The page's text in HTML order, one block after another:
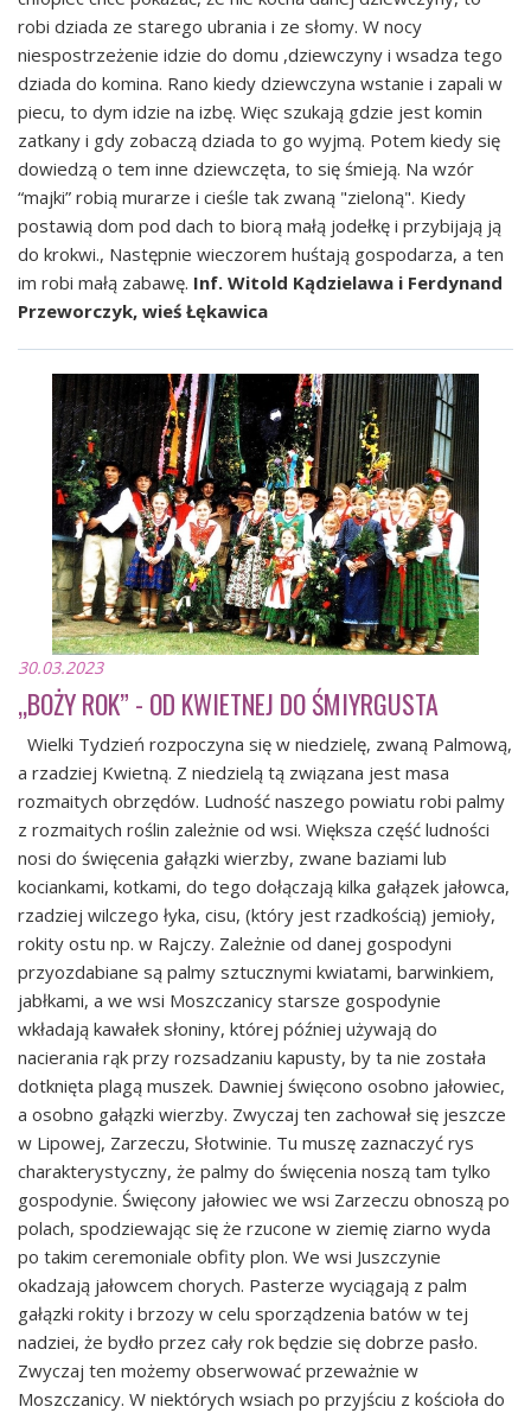
robi dziada ze starego ubrania i ze słomy. W nocy
niespostrzeżenie idzie do domu ,dziewczyny i wsadza tego
dziada do komina. Rano kiedy dziewczyna wstanie i zapali w
piecu, to dym idzie na izbę. Więc szukają gdzie jest komin
zatkany i gdy zobaczą dziada to go wyjmą. Potem kiedy się
dowiedzą o tem inne dziewczęta, to się śmieją. Na wzór
“majki” robią murarze i cieśle tak zwaną "zieloną". Kiedy
postawią dom pod dach to biorą małą jodełkę i przybijają ją
do krokwi., Następnie wieczorem huśtają gospodarza, a ten
im robi małą zabawę. Inf. Witold Kądzielawa i Ferdynand
Przeworczyk, wieś Łękawica
30.03.2023
„BOŻY ROK” - OD KWIETNEJ DO ŚMIYRGUSTA
Wielki Tydzień rozpoczyna się w niedzielę, zwaną Palmową,
a rzadziej Kwietną. Z niedzielą tą związana jest masa
rozmaitych obrzędów. Ludność naszego powiatu robi palmy
z rozmaitych roślin zależnie od wsi. Większa część ludności
nosi do święcenia gałązki wierzby, zwane baziami lub
kociankami, kotkami, do tego dołączają kilka gałązek jałowca,
rzadziej wilczego łyka, cisu, (który jest rzadkością) jemioły,
rokity ostu np. w Rajczy. Zależnie od danej gospodyni
przyozdabiane są palmy sztucznymi kwiatami, barwinkiem,
jabłkami, a we wsi Moszczanicy starsze gospodynie
wkładają kawałek słoniny, której później używają do
nacierania rąk przy rozsadzaniu kapusty, by ta nie została
dotknięta plagą muszek. Dawniej święcono osobno jałowiec,
a osobno gałązki wierzby. Zwyczaj ten zachował się jeszcze
w Lipowej, Zarzeczu, Słotwinie. Tu muszę zaznaczyć rys
charakterystyczny, że palmy do święcenia noszą tam tylko
gospodynie. Święcony jałowiec we wsi Zarzeczu obnoszą po
polach, spodziewając się że rzucone w ziemię ziarno wyda
po takim ceremoniale obfity plon. We wsi Juszczynie
okadzają jałowcem chorych. Pasterze wyciągają z palm
gałązki rokity i brzozy w celu sporządzenia batów w tej
nadziei, że bydło przez cały rok będzie się dobrze pasło.
Zwyczaj ten możemy obserwować przeważnie w
Moszczanicy. W niektórych wsiach po przyjściu z kościoła do